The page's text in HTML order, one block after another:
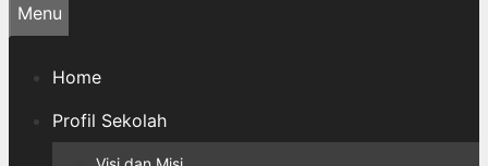
Menu
Home
Profil Sekolah